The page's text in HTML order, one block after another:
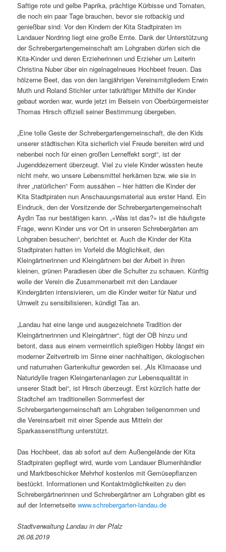
Saftige rote und gelbe Paprika, prächtige Kürbisse und Tomaten,
die noch ein paar Tage brauchen, bevor sie rotbackig und
genießbar sind: Vor den Kindern der Kita Stadtpiraten im
Landauer Nordring liegt eine große Ernte. Dank der Unterstützung
der Schrebergartengemeinschaft am Lohgraben dürfen sich die
Kita-Kinder und deren Erzieherinnen und Erzieher um Leiterin
Christina Nuber über ein nigelnagelneues Hochbeet freuen. Das
hölzerne Beet, das von den langjährigen Vereinsmitgliedern Erwin
Muth und Roland Stichler unter tatkräftiger Mithilfe der Kinder
gebaut worden war, wurde jetzt im Beisein von Oberbürgermeister
Thomas Hirsch offiziell seiner Bestimmung übergeben.
„Eine tolle Geste der Schrebergartengemeinschaft, die den Kids
unserer städtischen Kita sicherlich viel Freude bereiten wird und
nebenbei noch für einen großen Lerneffekt sorgt“, ist der
Jugenddezernent überzeugt. Viel zu viele Kinder wüssten heute
nicht mehr, wo unsere Lebensmittel herkämen bzw. wie sie in
ihrer „natürlichen“ Form aussähen – hier hätten die Kinder der
Kita Stadtpiraten nun Anschauungsmaterial aus erster Hand. Ein
Eindruck, den der Vorsitzende der Schrebergartengemeinschaft
Aydin Tas nur bestätigen kann. „«Was ist das?» ist die häufigste
Frage, wenn Kinder uns vor Ort in unseren Schrebergärten am
Lohgraben besuchen“, berichtet er. Auch die Kinder der Kita
Stadtpiraten hatten im Vorfeld die Möglichkeit, den
Kleingärtnerinnen und Kleingärtnern bei der Arbeit in ihren
kleinen, grünen Paradiesen über die Schulter zu schauen. Künftig
wolle der Verein die Zusammenarbeit mit den Landauer
Kindergärten intensivieren, um die Kinder weiter für Natur und
Umwelt zu sensibilisieren, kündigt Tas an.
„Landau hat eine lange und ausgezeichnete Tradition der
Kleingärtnerinnen und Kleingärtner“, fügt der OB hinzu und
betont, dass aus einem vermeintlich spießigen Hobby längst ein
moderner Zeitvertreib im Sinne einer nachhaltigen, ökologischen
und naturnahen Gartenkultur geworden sei. „Als Klimaoase und
Naturidylle tragen Kleingartenanlagen zur Lebensqualität in
unserer Stadt bei“, ist Hirsch überzeugt. Erst kürzlich hatte der
Stadtchef am traditionellen Sommerfest der
Schrebergartengemeinschaft am Lohgraben teilgenommen und
die Vereinsarbeit mit einer Spende aus Mitteln der
Sparkassenstiftung unterstützt.
Das Hochbeet, das ab sofort auf dem Außengelände der Kita
Stadtpiraten gepflegt wird, wurde vom Landauer Blumenhändler
und Marktbeschicker Mehrhof kostenlos mit Gemüsepflanzen
bestückt. Informationen und Kontaktmöglichkeiten zu den
Schrebergärtnerinnen und Schrebergärtner am Lohgraben gibt es
auf der Internetseitewww.schrebergarten-landau.de
Stadtverwaltung Landau in der Pfalz
26.08.2019